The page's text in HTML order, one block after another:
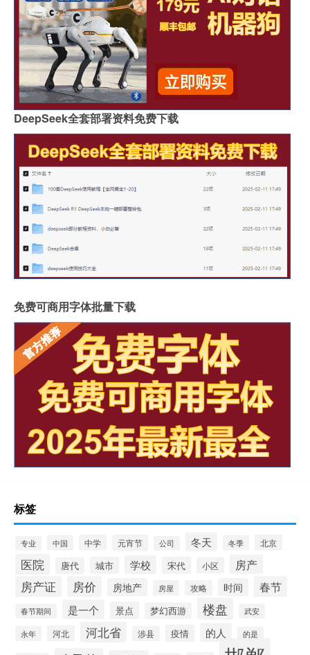
DeepSeek全套部署资料免费下载
免费可商用字体批量下载
标签
专业 中国 中学 元宵节 公司 冬天 冬季 北京
医院 唐代 城市 学校 宋代 小区 房产
房产证 房价 房地产 房屋 攻略 时间 春节
春节期间 是一个 景点 梦幻西游 楼盘 武安
永年 河北 河北省 涉县 疫情 的人 的是